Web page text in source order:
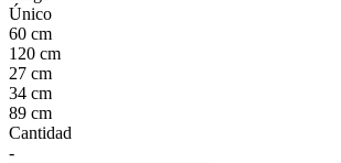
Único
60 cm
120 cm
27 cm
34 cm
89 cm
Cantidad
-